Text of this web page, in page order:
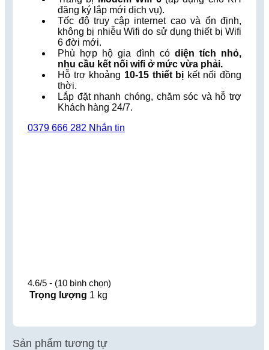
đăng ký lắp mới dịch vụ).
Tốc độ truy cập internet cao và ổn định,
không bị nhiễu Wifi do sử dụng thiết bị Wifi
6 đời mới.
Phù hợp hộ gia đình có diện tích nhỏ,
nhu cầu kết nối wifi ở mức vừa phải.
Hỗ trợ khoảng 10-15 thiết bị kết nối đồng
thời.
Lắp đặt nhanh chóng, chăm sóc và hỗ trợ
Khách hàng 24/7.
0379 666 282 Nhắn tin
4.6/5 - (10 bình chọn)
Trọng lượng 1 kg
Sản phẩm tương tự